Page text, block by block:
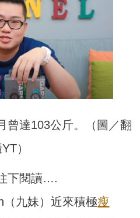
曾達103公斤。（圖／翻
）
下閱讀….
（九妹）近來積極瘦